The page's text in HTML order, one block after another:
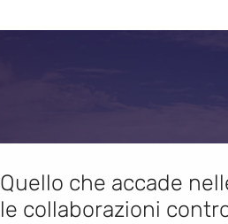
Quello che accade
le collaborazioni